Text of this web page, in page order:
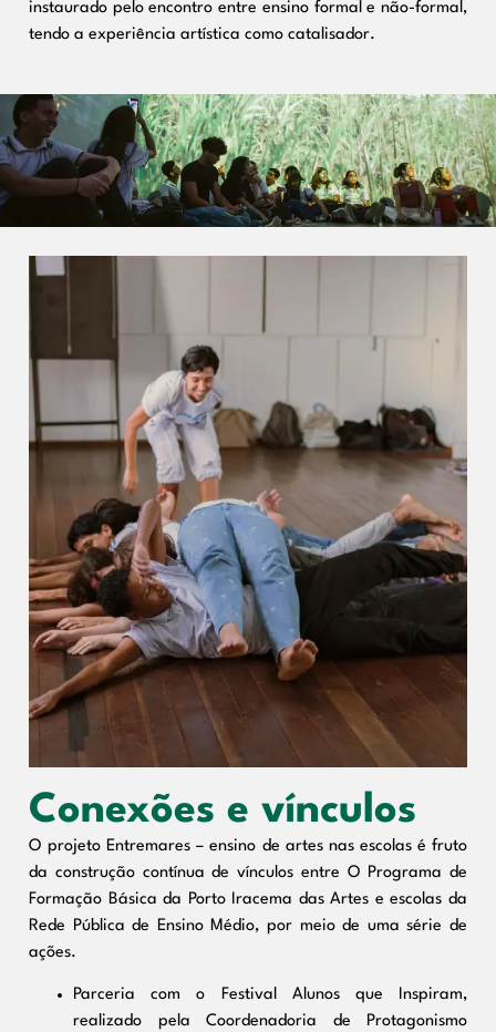
instaurado pelo encontro entre ensino formal e não-formal,
tendo a experiência artística como catalisador.
Conexões e vínculos
O projeto Entremares – ensino de artes nas escolas é fruto
da construção contínua de vínculos entre O Programa de
Formação Básica da Porto Iracema das Artes e escolas da
Rede Pública de Ensino Médio, por meio de uma série de
ações.
Parceria com o Festival Alunos que Inspiram,
realizado pela Coordenadoria de Protagonismo